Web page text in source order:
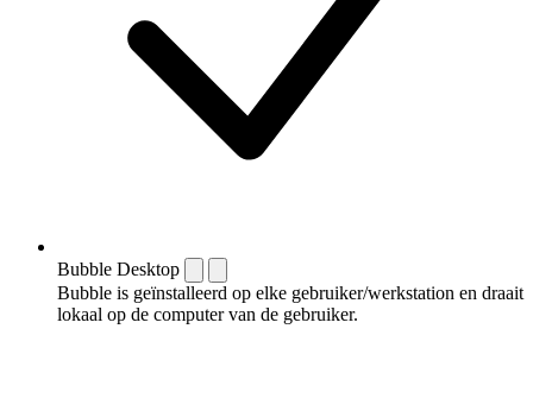
Bubble Desktop
Bubble is geïnstalleerd op elke gebruiker/werkstation en draait
lokaal op de computer van de gebruiker.